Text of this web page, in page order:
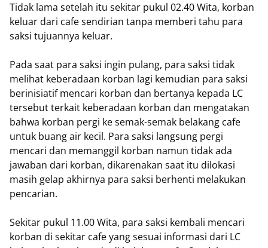
Tidak lama setelah itu sekitar pukul 02.40 Wita, korban
keluar dari cafe sendirian tanpa memberi tahu para
saksi tujuannya keluar.
Pada saat para saksi ingin pulang, para saksi tidak
melihat keberadaan korban lagi kemudian para saksi
berinisiatif mencari korban dan bertanya kepada LC
tersebut terkait keberadaan korban dan mengatakan
bahwa korban pergi ke semak-semak belakang cafe
untuk buang air kecil. Para saksi langsung pergi
mencari dan memanggil korban namun tidak ada
jawaban dari korban, dikarenakan saat itu dilokasi
masih gelap akhirnya para saksi berhenti melakukan
pencarian.
Sekitar pukul 11.00 Wita, para saksi kembali mencari
korban di sekitar cafe yang sesuai informasi dari LC